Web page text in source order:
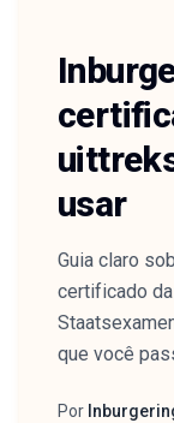
usar
Guia claro
certificado
que você
Por